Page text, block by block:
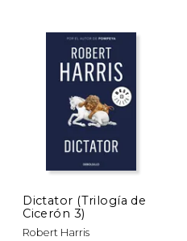
15%
dcto.
Dictator (Trilogía de
Cicerón 3)
Robert Harris